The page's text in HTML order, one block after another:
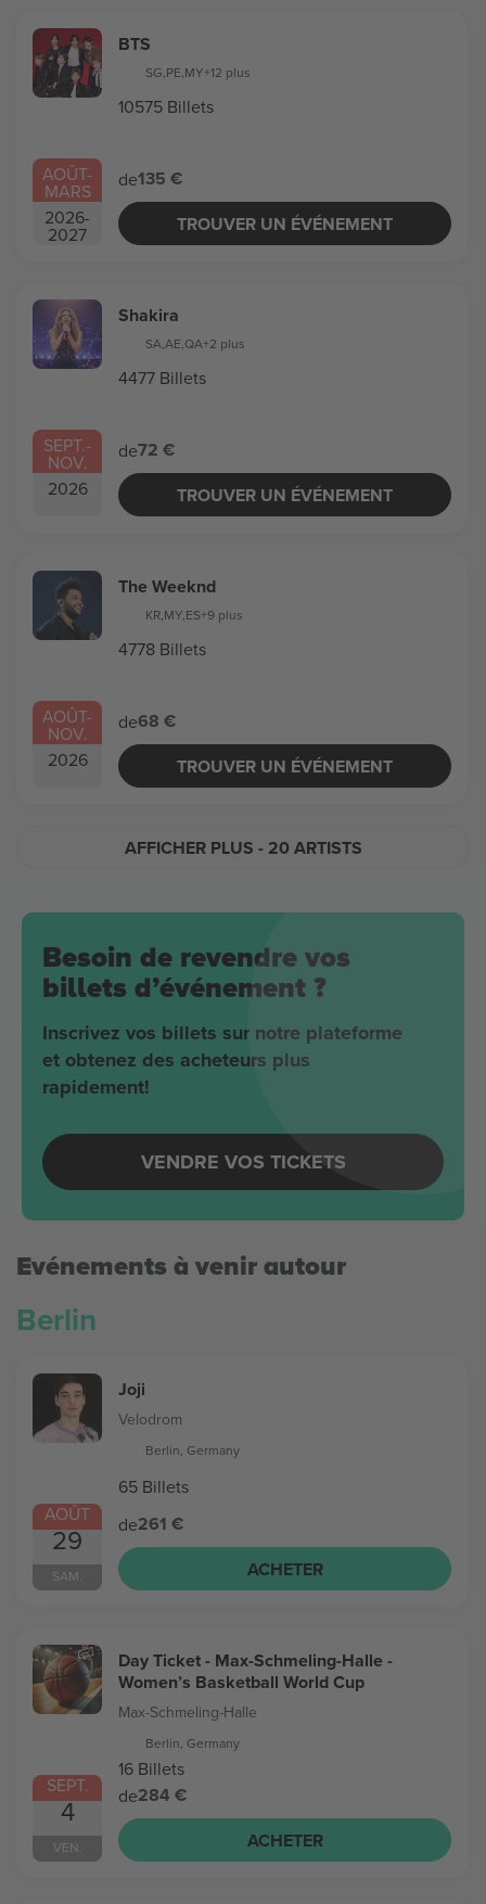
AOÛT-
MARS
2026-
2027
BTS
SG,PE,MY+12 plus
10575 Billets
de135 €
TROUVER UN ÉVÉNEMENT
SEPT.-
NOV.
2026
Shakira
SA,AE,QA+2 plus
4477 Billets
de72 €
TROUVER UN ÉVÉNEMENT
AOÛT-
NOV.
2026
The Weeknd
KR,MY,ES+9 plus
4778 Billets
de68 €
TROUVER UN ÉVÉNEMENT
AFFICHER PLUS - 20 ARTISTS
Besoin de revendre vos
billets d’événement ?
Inscrivez vos billets sur notre plateforme
et obtenez des acheteurs plus
rapidement!
VENDRE VOS TICKETS
Evénements à venir autour
Berlin
AOÛT
29
SAM.
Joji
Velodrom
Berlin, Germany
65 Billets
de261 €
ACHETER
SEPT.
4
VEN.
Day Ticket - Max-Schmeling-Halle -
Women’s Basketball World Cup
Max-Schmeling-Halle
Berlin, Germany
16 Billets
de284 €
ACHETER